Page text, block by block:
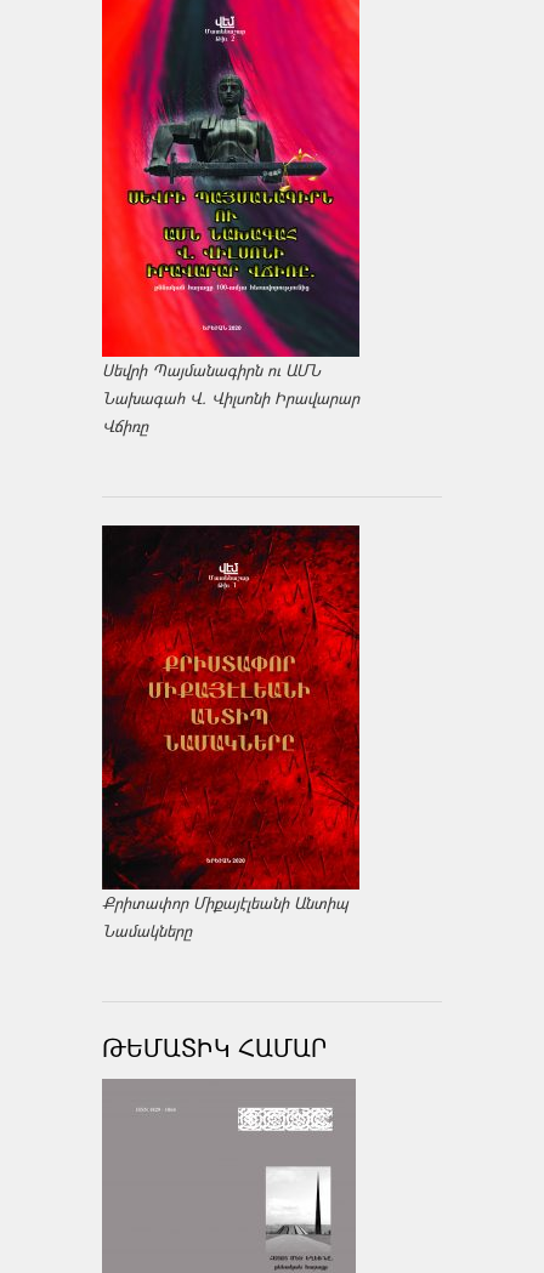
Սեվրի Պայմանագիրն ու ԱՄՆ
Նախագահ Վ. Վիլսոնի Իրավարար
Վճիռը
Քրիտափոր Միքայէլեանի Անտիպ
Նամակները
ԹԵՄԱՏԻԿ ՀԱՄԱՐ